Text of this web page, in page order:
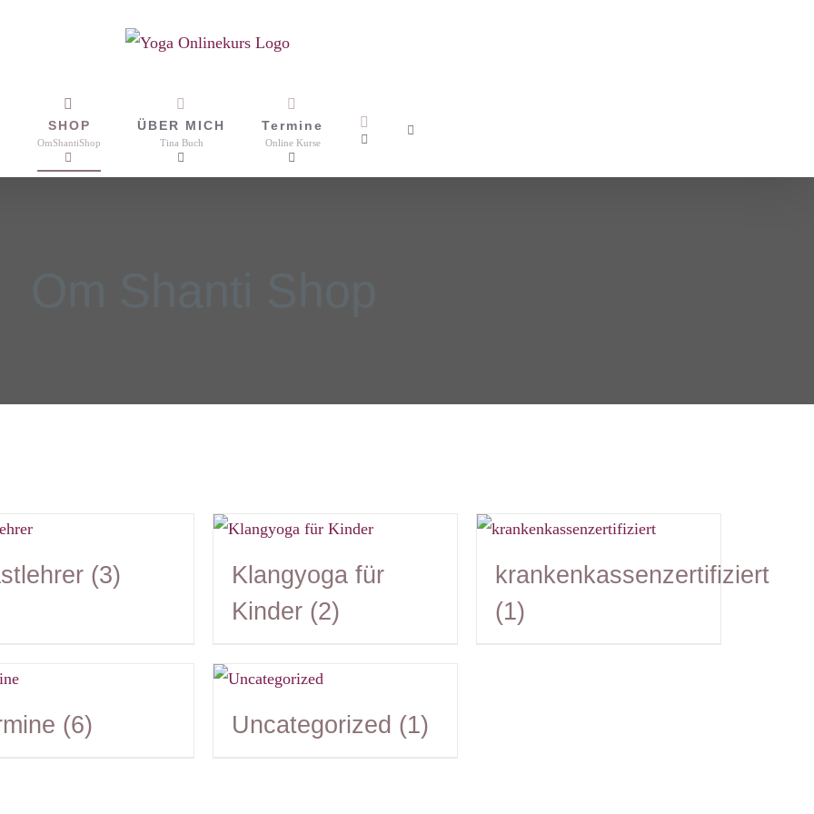
SHOP
OmShantiShop
ÜBER MICH
Tina Buch
Termine
Online Kurse
(3)
Klangyoga für
Kinder (2)
krankenkassenzertifiziert
(1)
(6) Uncategorized (1)